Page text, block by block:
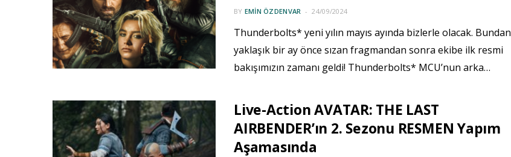
BY EMIN ÖZDENVAR 24/09/2024
Thunderbolts* yeni yılın mayıs ayında bizlerle olacak. Bundan
yaklaşık bir ay önce sızan fragmandan sonra ekibe ilk resmi
bakışımızın zamanı geldi! Thunderbolts* MCU’nun arka…
Live-Action AVATAR: THE LAST
AIRBENDER’ın 2. Sezonu RESMEN Yapım
Aşamasında